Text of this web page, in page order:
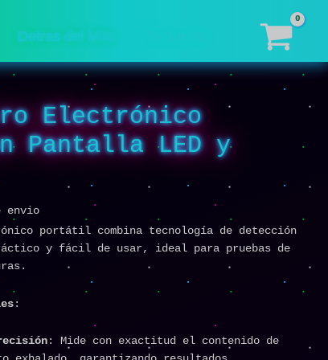
Detras del Mito
Electrónico
Pantalla LED y
envio
portátil combina tecnología de detección
y fácil de usar, ideal para pruebas de
:
: Mide con exactitud el contenido de